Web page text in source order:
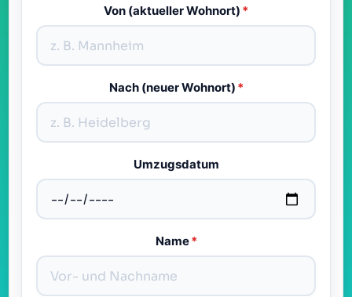
Von (aktueller Wohnort) *
Nach (neuer Wohnort) *
Umzugsdatum
Name*